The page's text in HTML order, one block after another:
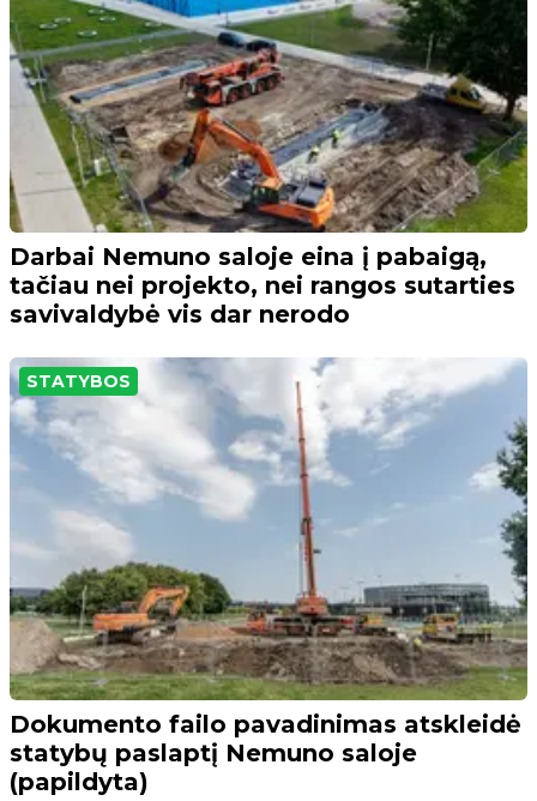
Darbai Nemuno saloje eina į pabaigą,
tačiau nei projekto, nei rangos sutarties
savivaldybė vis dar nerodo
STATYBOS
Dokumento failo pavadinimas atskleidė
statybų paslaptį Nemuno saloje
(papildyta)